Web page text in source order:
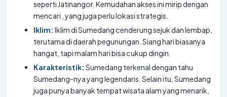
seperti Jatinangor. Kemudahan akses ini mirip dengan
mencari , yang juga perlu lokasi strategis.
Iklim: Iklim di Sumedang cenderung sejuk dan lembap,
terutama di daerah pegunungan. Siang hari biasanya
hangat, tapi malam hari bisa cukup dingin.
Karakteristik: Sumedang terkenal dengan tahu
Sumedang-nya yang legendaris. Selain itu, Sumedang
juga punya banyak tempat wisata alam yang menarik,